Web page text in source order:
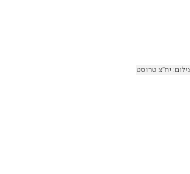
יח''צ טרוסט